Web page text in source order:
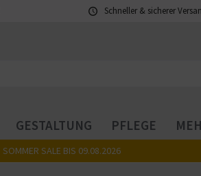
Schneller & sicherer
GESTALTUNG PFLEGE
SOMMER SALE BIS 09.08.2026